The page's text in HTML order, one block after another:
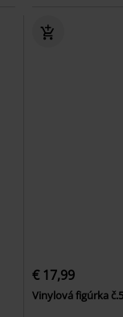
€ 17,99
Vinylová figúrka